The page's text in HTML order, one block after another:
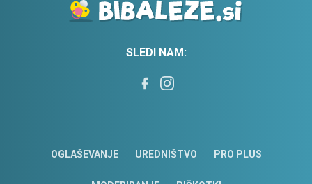
SLEDI NAM:
OGLAŠEVANJE UREDNIŠTVO PRO PLUS